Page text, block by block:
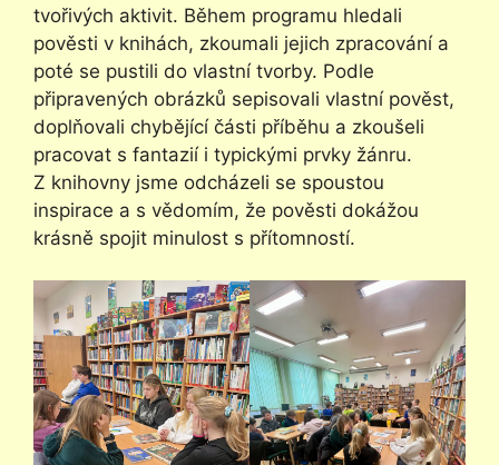
tvořivých aktivit. Během programu hledali
pověsti v knihách, zkoumali jejich zpracování a
poté se pustili do vlastní tvorby. Podle
připravených obrázků sepisovali vlastní pověst,
doplňovali chybějící části příběhu a zkoušeli
pracovat s fantazií i typickými prvky žánru.
Z knihovny jsme odcházeli se spoustou
inspirace a s vědomím, že pověsti dokážou
krásně spojit minulost s přítomností.